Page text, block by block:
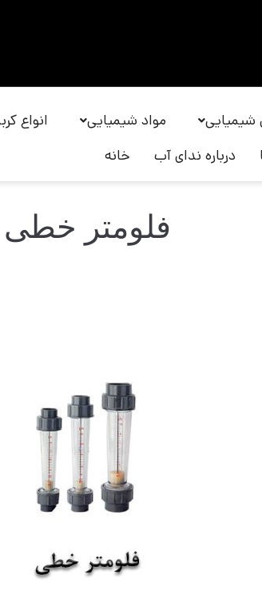
شیمیایی مواد شیمیایی انواع
درباره ندای آب خانه
فلومتر خطی